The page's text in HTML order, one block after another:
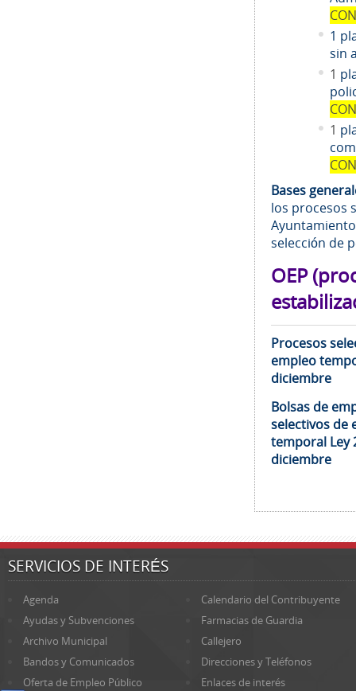
1
sin
1
1
Bases
los procesos
selección de
OEP
Procesos
empleo
diciembre
Bolsas de
selectivos de
temporal Ley
diciembre
SERVICIOS DE INTERÉS
Agenda
Calendario del Contribuyente
Ayudas y Subvenciones
Farmacias de Guardia
Archivo Municipal
Callejero
Bandos y Comunicados
Direcciones y Teléfonos
Oferta de Empleo Público
Enlaces de interés